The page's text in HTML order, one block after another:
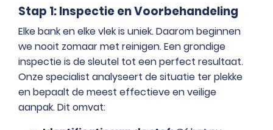
Stap 1: Inspectie en Voorbehandeling
Elke bank en elke vlek is uniek. Daarom beginnen
we nooit zomaar met reinigen. Een grondige
inspectie is de sleutel tot een perfect resultaat.
Onze specialist analyseert de situatie ter plekke
en bepaalt de meest effectieve en veilige
aanpak. Dit omvat: